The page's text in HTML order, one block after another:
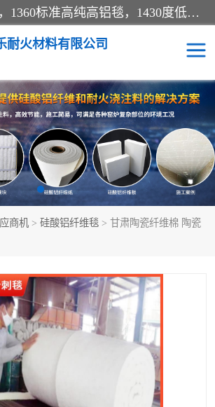
1260卷毡针刺毯，1360标准高纯高铝毯，1430度低锆锆铝含锆毯，普通挡渣棉卷毡，防火纸、挡火板、隔热垫片模块、棉块、折叠块、散棉高温固化剂价格规格密度多少钱图片视频立方平米参数指标
耐火材料有限公司
商机 > 硅酸铝纤维毯 > 甘肃陶瓷纤维棉 陶瓷
硅酸铝纤维纸
高铝毯
硅酸铝折叠块
硅酸铝纤维毯
硅酸铝模块
硅酸铝板